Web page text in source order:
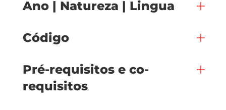
Ano | Natureza | Lingua
Código
Pré-requisitos e co-
requisitos